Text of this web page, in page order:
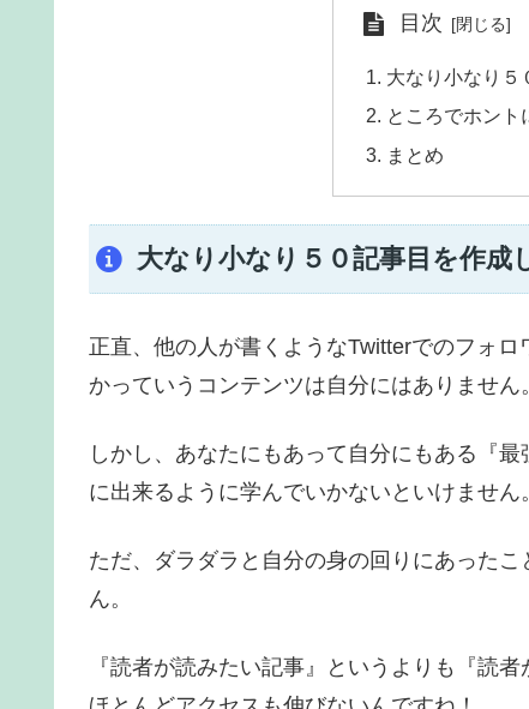
目次
大なり小なり５
ところでホント
まとめ
大なり小なり５０記事目を作成
正直、他の人が書くようなTwitterでのフォ
かっていうコンテンツは自分にはありません。
しかし、あなたにもあって自分にもある『
に出来るように学んでいかないといけません。
ただ、ダラダラと自分の身の回りにあった
ん。
『読者が読みたい記事』というよりも『読